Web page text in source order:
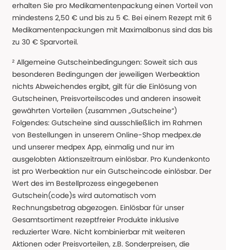
erhalten Sie pro Medikamentenpackung einen Vorteil von
mindestens 2,50 € und bis zu 5 €. Bei einem Rezept mit 6
Medikamentenpackungen mit Maximalbonus sind das bis
zu 30 € Sparvorteil.
² Allgemeine Gutscheinbedingungen: Soweit sich aus
besonderen Bedingungen der jeweiligen Werbeaktion
nichts Abweichendes ergibt, gilt für die Einlösung von
Gutscheinen, Preisvorteilscodes und anderen insoweit
gewährten Vorteilen (zusammen „Gutscheine“)
Folgendes: Gutscheine sind ausschließlich im Rahmen
von Bestellungen in unserem Online-Shop medpex.de
und unserer medpex App, einmalig und nur im
ausgelobten Aktionszeitraum einlösbar. Pro Kundenkonto
ist pro Werbeaktion nur ein Gutscheincode einlösbar. Der
Wert des im Bestellprozess eingegebenen
Gutschein(code)s wird automatisch vom
Rechnungsbetrag abgezogen. Einlösbar für unser
Gesamtsortiment rezeptfreier Produkte inklusive
reduzierter Ware. Nicht kombinierbar mit weiteren
Aktionen oder Preisvorteilen, z.B. Sonderpreisen, die